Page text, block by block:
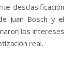
desclasificación
Juan Bosch y el
los intereses
real.